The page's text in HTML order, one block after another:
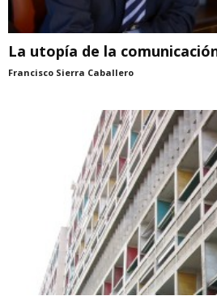
La utopía de la
Francisco Sierra Caballero